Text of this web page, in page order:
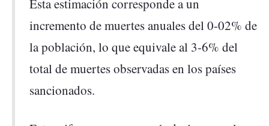
Esta estimación corresponde a un
incremento de muertes anuales del 0-02% de
la población, lo que equivale al 3-6% del
total de muertes observadas en los países
sancionados.